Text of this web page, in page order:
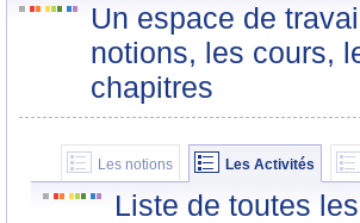
Un espace de
notions, les cours,
chapitres
Les notions Les Activités
Liste de toutes